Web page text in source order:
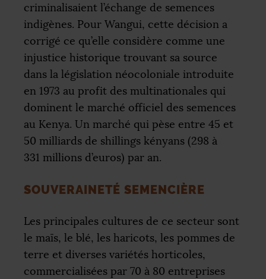
criminalisaient l’échange de semences
indigènes. Pour Wangui, cette décision a
corrigé ce qu’elle considère comme une
injustice historique trouvant sa source
dans la législation néocoloniale introduite
en 1973 au profit des multinationales qui
dominent le marché officiel des semences
au Kenya. Un marché qui pèse entre 45 et
50 milliards de shillings kényans (298 à
331 millions d’euros) par an.
SOUVERAINETÉ SEMENCIÈRE
Les principales cultures de ce secteur sont
le maïs, le blé, les haricots, les pommes de
terre et diverses variétés horticoles,
commercialisées par 70 à 80 entreprises